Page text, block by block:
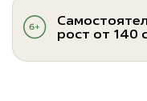
рост от 140